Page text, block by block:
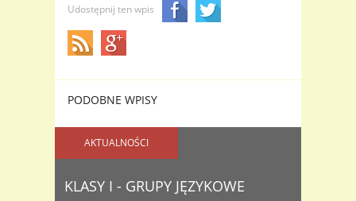
Udostępnij ten wpis
PODOBNE WPISY
AKTUALNOŚCI
KLASY I - GRUPY JĘZYKOWE